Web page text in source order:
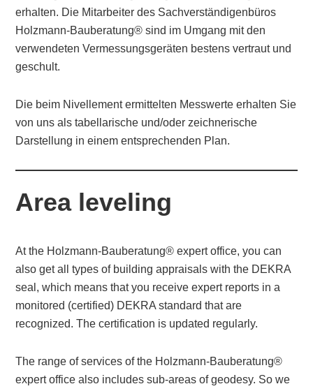
erhalten. Die Mitarbeiter des Sachverständigenbüros
Holzmann-Bauberatung® sind im Umgang mit den
verwendeten Vermessungsgeräten bestens vertraut und
geschult.
Die beim Nivellement ermittelten Messwerte erhalten Sie
von uns als tabellarische und/oder zeichnerische
Darstellung in einem entsprechenden Plan.
Area leveling
At the Holzmann-Bauberatung® expert office, you can
also get all types of building appraisals with the DEKRA
seal, which means that you receive expert reports in a
monitored (certified) DEKRA standard that are
recognized. The certification is updated regularly.
The range of services of the Holzmann-Bauberatung®
expert office also includes sub-areas of geodesy. So we